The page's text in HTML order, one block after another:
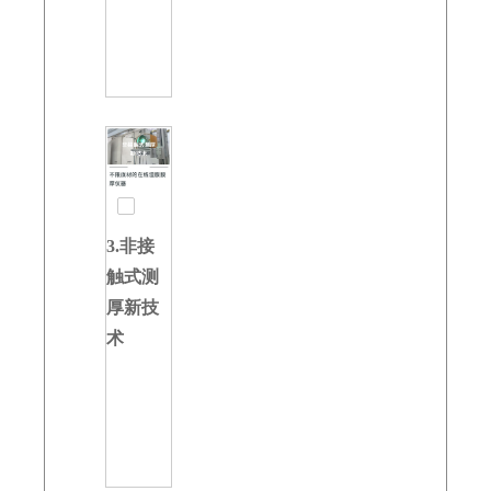
3.非接
触式测
厚新技
术